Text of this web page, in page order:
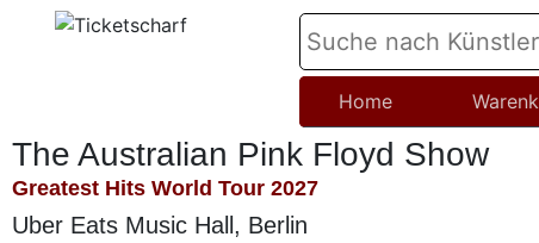
Home
The Australian Pink Floyd Show
Greatest Hits World Tour 2027
Uber Eats Music Hall, Berlin